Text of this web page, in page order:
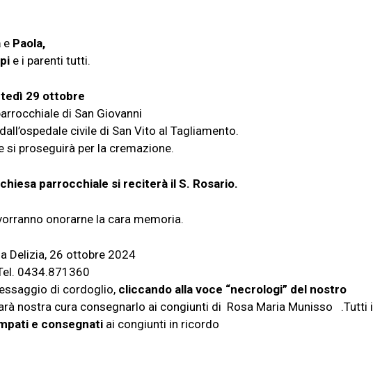
e Paola,
e i parenti tutti.
29 ottobre
di San Giovanni
civile di San Vito al Tagliamento.
si proseguirà per la cremazione.
parrocchiale si reciterà il S. Rosario.
onorarne la cara memoria.
Delizia, 26 ottobre 2024
0434.871360
di cordoglio, cliccando alla voce “necrologi” del nostro
nostra cura consegnarlo ai congiunti di Rosa Maria Munisso .Tutti i
e consegnati ai congiunti in ricordo